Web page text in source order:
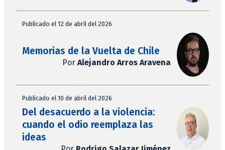
Publicado el 12 de abril del 2026
Memorias de la Vuelta de Chile
Por Alejandro Arros Aravena
Publicado el 10 de abril del 2026
Del desacuerdo a la violencia:
cuando el odio reemplaza las
ideas